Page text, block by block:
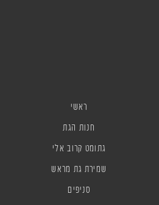
ראשי
חנות הגת
גתומט קרוב אלי
שמירת גת מראש
סניפים